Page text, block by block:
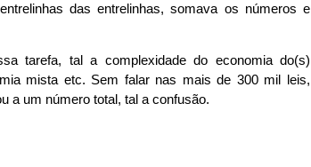
das entrelinhas, somava os números e
tarefa, tal a complexidade do economia do(s)
mista etc. Sem falar nas mais de 300 mil leis,
a um número total, tal a confusão.